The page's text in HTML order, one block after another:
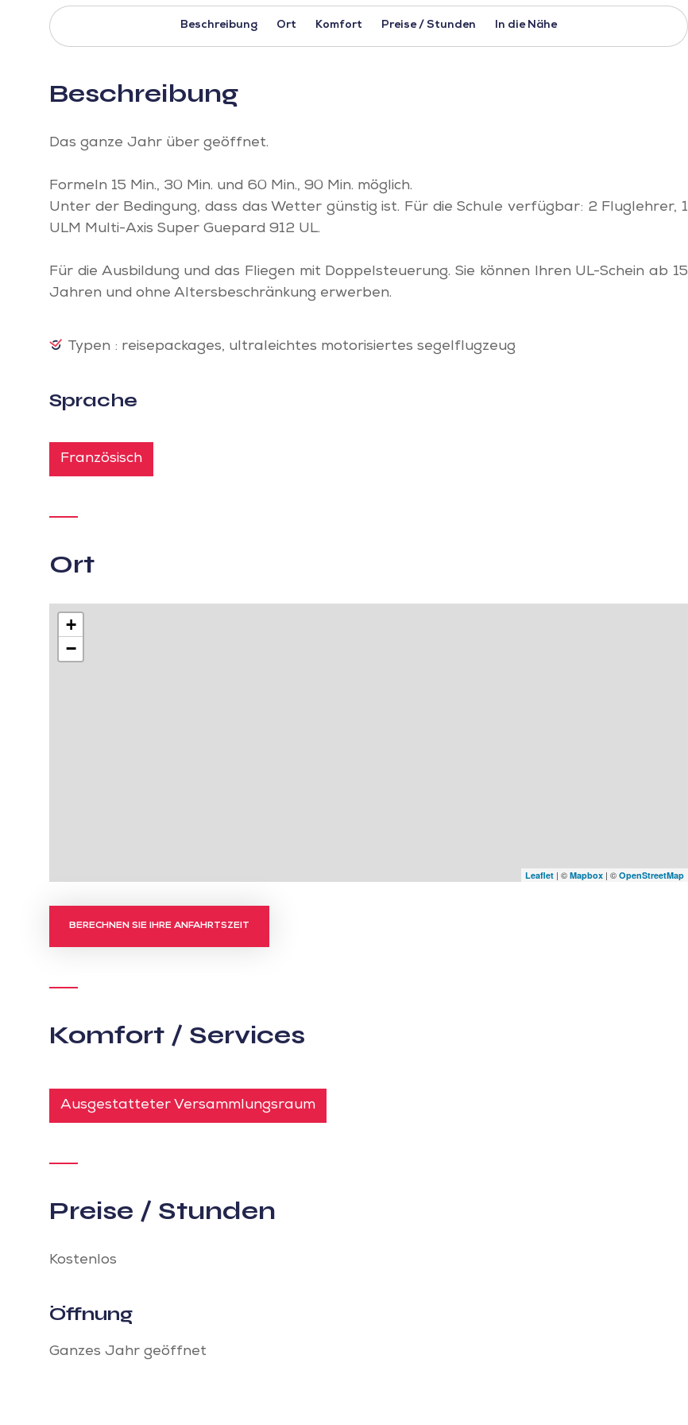
Beschreibung Ort Komfort Preise / Stunden In die Nähe
Beschreibung
Das ganze Jahr über geöffnet.
Formeln 15 Min., 30 Min. und 60 Min., 90 Min. möglich.
Unter der Bedingung, dass das Wetter günstig ist. Für die Schule verfügbar: 2 Fluglehrer, 1
ULM Multi-Axis Super Guepard 912 UL.
Für die Ausbildung und das Fliegen mit Doppelsteuerung. Sie können Ihren UL-Schein ab 15
Jahren und ohne Altersbeschränkung erwerben.
Typen : reisepackages, ultraleichtes motorisiertes segelflugzeug
Sprache
Französisch
Ort
+
−
Leaflet | © Mapbox | © OpenStreetMap
BERECHNEN SIE IHRE ANFAHRTSZEIT
Komfort / Services
Ausgestatteter Versammlungsraum
Preise / Stunden
Kostenlos
Öffnung
Ganzes Jahr geöffnet